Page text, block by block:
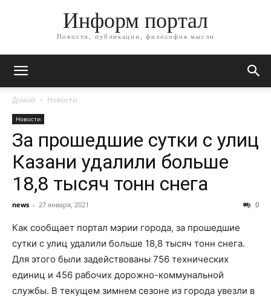
Информ портал
Новости, публикации, философия мысли
Домой Новости
Новости
За прошедшие сутки с улиц
Казани удалили больше
18,8 тысяч тонн снега
news - 27 января, 2021 0
Как сообщает портал мэрии города, за прошедшие
сутки с улиц удалили больше 18,8 тысяч тонн снега.
Для этого были задействованы 756 технических
единиц и 456 рабочих дорожно-коммунальной
службы. В текущем зимнем сезоне из города увезли в